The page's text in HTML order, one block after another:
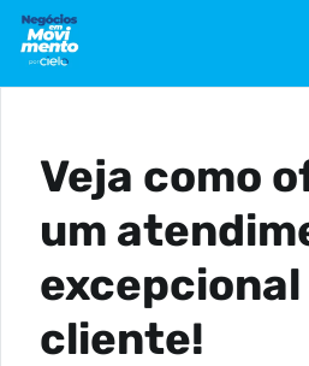
Veja como
um
excepcional
cliente!